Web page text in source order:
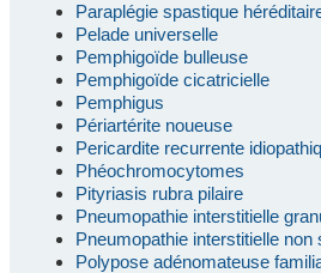
Paraplégie spastique
Pelade universelle
Pemphigoïde bulleuse
Pemphigoïde cicatricielle
Pemphigus
Périartérite noueuse
Pericardite recurrente
Phéochromocytomes
Pityriasis rubra pilaire
Pneumopathie interstitielle
Pneumopathie interstitielle non
Polypose adénomateuse